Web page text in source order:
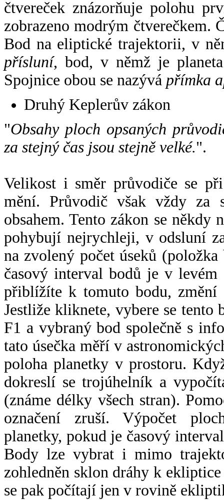
čtvereček znázorňuje polohu
zobrazeno modrým čtverečkem.
Bod na eliptické trajektorii, v
přísluní, bod, v němž je
Spojnice obou se nazývá přímka
Druhý Keplerův zákon
"Obsahy ploch opsaných
za stejný čas jsou stejně velké.".
Velikost i směr průvodiče se
mění. Průvodič však vždy za
obsahem. Tento zákon se někdy
pohybují nejrychleji, v odsluní
na zvolený počet úseků
časový interval bodů je v
přiblížíte k tomuto bodu,
Jestliže kliknete, vybere se tento
F1 a vybraný bod společně s
tato úsečka měří v
poloha planetky v prostoru.
dokreslí se trojúhelník a
(známe délky všech stran).
označení zruší. Výpočet
planetky, pokud je časový
Body lze vybrat i mimo
zohledněn sklon dráhy k
se pak počítají jen v rovině